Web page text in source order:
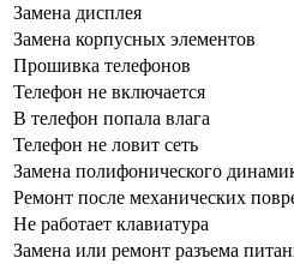
Замена дисплея
Замена корпусных элементов
Прошивка телефонов
Телефон не включается
В телефон попала влага
Телефон не ловит сеть
Замена полифонического
Ремонт после механических
Не работает клавиатура
Замена или ремонт разъема